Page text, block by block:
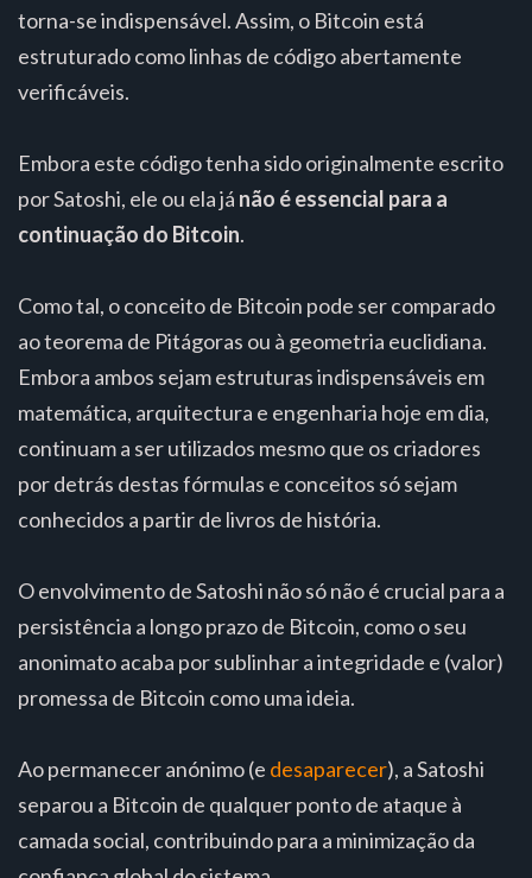
torna-se indispensável. Assim, o Bitcoin está
estruturado como linhas de código abertamente
verificáveis.
Embora este código tenha sido originalmente escrito
por Satoshi, ele ou ela já não é essencial para a
continuação do Bitcoin.
Como tal, o conceito de Bitcoin pode ser comparado
ao teorema de Pitágoras ou à geometria euclidiana.
Embora ambos sejam estruturas indispensáveis em
matemática, arquitectura e engenharia hoje em dia,
continuam a ser utilizados mesmo que os criadores
por detrás destas fórmulas e conceitos só sejam
conhecidos a partir de livros de história.
O envolvimento de Satoshi não só não é crucial para a
persistência a longo prazo de Bitcoin, como o seu
anonimato acaba por sublinhar a integridade e (valor)
promessa de Bitcoin como uma ideia.
Ao permanecer anónimo (e desaparecer), a Satoshi
separou a Bitcoin de qualquer ponto de ataque à
camada social, contribuindo para a minimização da